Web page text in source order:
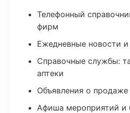
Телефонный
фирм
Ежедневные новости
Справочные службы:
аптеки
Объявления о продаже
Афиша мероприятий и